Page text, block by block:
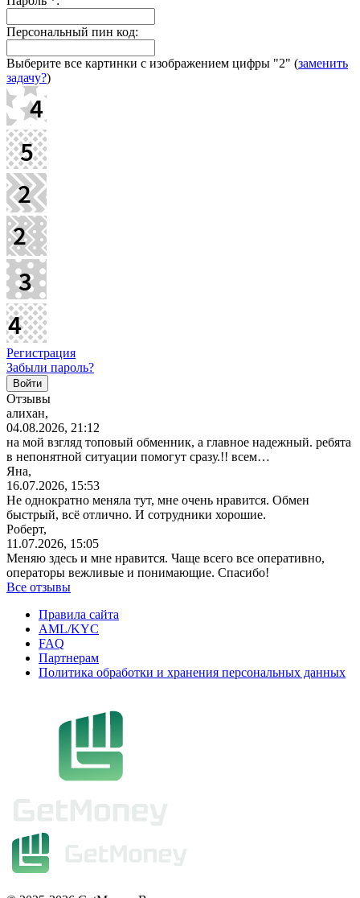
Персональный пин код:
Выберите все картинки с изображением цифры "2" (заменить
задачу?)
Регистрация
Забыли пароль?
Отзывы
алихан,
04.08.2026, 21:12
на мой взгляд топовый обменник, а главное надежный. ребята
в непонятной ситуации помогут сразу.!! всем…
Яна,
16.07.2026, 15:53
Не однократно меняла тут, мне очень нравится. Обмен
быстрый, всё отлично. И сотрудники хорошие.
Роберт,
11.07.2026, 15:05
Меняю здесь и мне нравится. Чаще всего все оперативно,
операторы вежливые и понимающие. Спасибо!
Все отзывы
Правила сайта
AML/KYC
FAQ
Партнерам
Политика обработки и хранения персональных данных